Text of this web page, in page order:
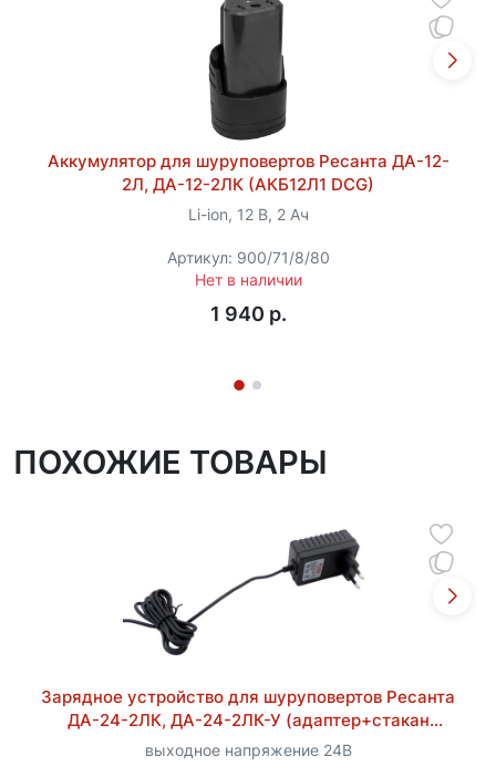
Аккумулятор для шуруповертов Ресанта ДА-12-
2Л, ДА-12-2ЛК (АКБ12Л1 DCG)
Li-ion, 12 В, 2 Ач
Артикул: 900/71/8/80
Нет в наличии
1 940 p.
ПОХОЖИЕ ТОВАРЫ
Зарядное устройство для шуруповертов Ресанта
ДА-24-2ЛК, ДА-24-2ЛК-У (адаптер+стакан
ЗУ24Л1 DCG)
выходное напряжение 24В